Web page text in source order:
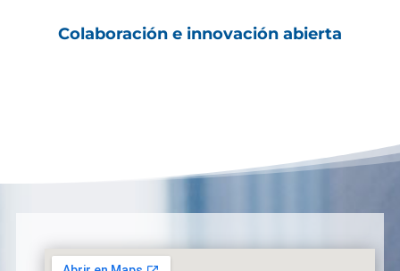
Colaboración e innovación abierta